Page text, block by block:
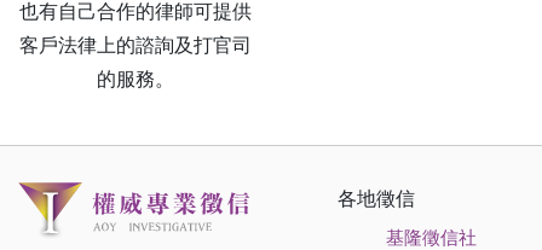
也有自己合作的律師可提供
客戶法律上的諮詢及打官司
的服務。
各地徵信
基隆徵信社